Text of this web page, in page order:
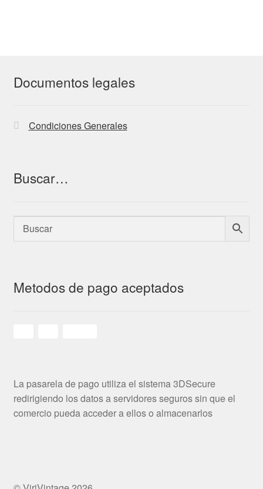
Documentos legales
Condiciones Generales
Buscar…
Metodos de pago aceptados
La pasarela de pago utiliza el sistema 3DSecure
redirigiendo los datos a servidores seguros sin que el
comercio pueda acceder a ellos o almacenarlos